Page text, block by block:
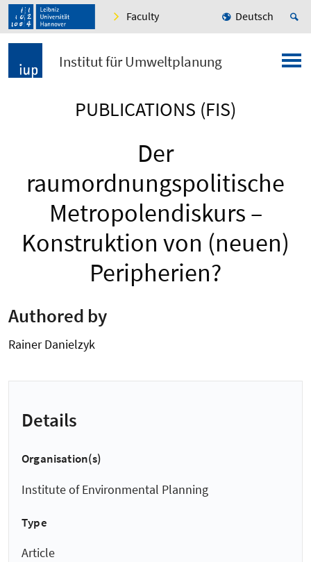
Faculty Deutsch
Institut für Umweltplanung
PUBLICATIONS (FIS)
Der
raumordnungspolitische
Metropolendiskurs –
Konstruktion von (neuen)
Peripherien?
Authored by
Rainer Danielzyk
Details
Organisation(s)
Institute of Environmental Planning
Type
Article